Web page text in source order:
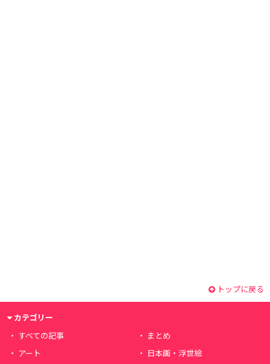
トップに戻る
カテゴリー
すべての記事
まとめ
アート
日本画・浮世絵